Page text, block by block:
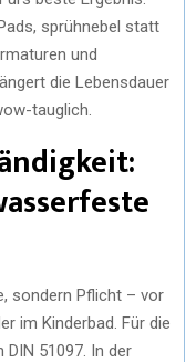
sprühnebel statt
und
die Lebensdauer
tauglich.
sondern Pflicht – vor
im Kinderbad. Für die
51097. In der